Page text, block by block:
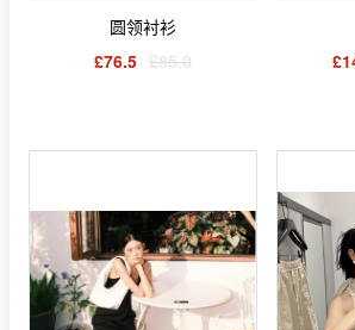
圆领衬衫
£76.5 £85.0